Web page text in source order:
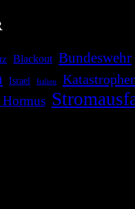
Blackout Bundeswehr
Israel Italien
Hormus